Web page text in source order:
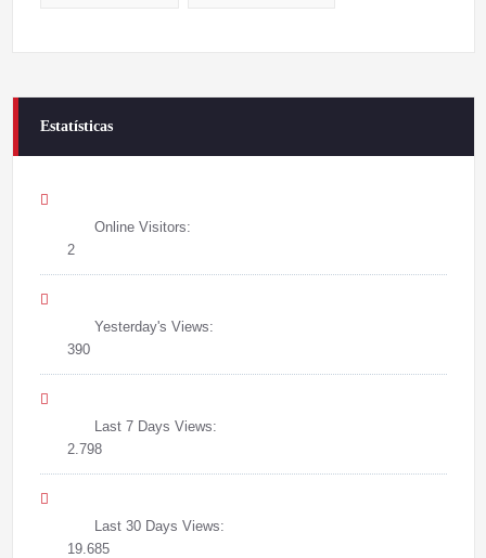
Estatísticas
Online Visitors:
2
Yesterday's Views:
390
Last 7 Days Views:
2.798
Last 30 Days Views:
19.685